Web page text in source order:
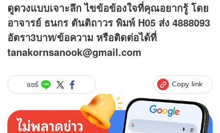
ดูดวงแบบเจาะลึก ไขข้อข้องใจที่คุณอยากรู้ โดย
อาจารย์ ธนกร ตันติถาวร พิมพ์ H05 ส่ง 4888093
อัตรา3บาท/ข้อความ หรือติดต่อได้ที่
tanakornsanook@gmail.com
แชร์ Copy link